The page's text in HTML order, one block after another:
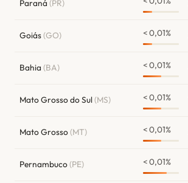
Paraná (PR)
Goiás(GO) < 0,01%
Bahia (BA) < 0,01%
Mato Grosso do Sul(MS) < 0,01%
Mato Grosso(MT) < 0,01%
Pernambuco(PE) < 0,01%